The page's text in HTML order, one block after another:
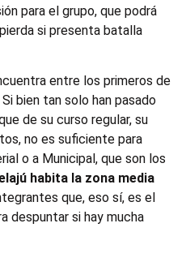
para el grupo, que podrá
si presenta batalla
entre los primeros de
bien tan solo han pasado
de su curso regular, su
no es suficiente para
o a Municipal, que son los
habita la zona media
que, eso sí, es el
despuntar si hay mucha